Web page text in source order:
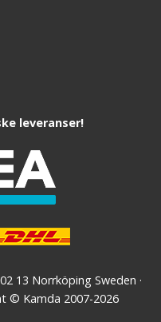
leveranser!
13 Norrköping Sweden ·
© Kamda 2007-2026